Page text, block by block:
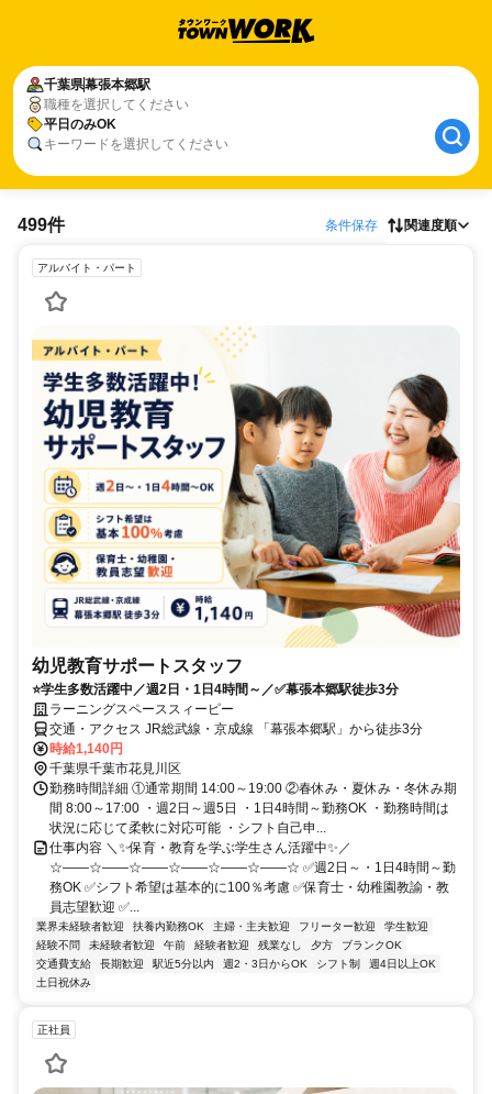
千葉県幕張本郷駅
職種を選択してください
平日のみOK
キーワードを選択してください
499件 条件保存 関連度順
アルバイト・パート
幼児教育サポートスタッフ
⭐学生多数活躍中／週2日・1日4時間～／✅幕張本郷駅徒歩3分
ラーニングスペーススィーピー
交通・アクセス JR総武線・京成線 「幕張本郷駅」から徒歩3分
時給1,140円
千葉県千葉市花見川区
勤務時間詳細 ①通常期間 14:00～19:00 ②春休み・夏休み・冬休み期
間 8:00～17:00 ・週2日～週5日 ・1日4時間～勤務OK ・勤務時間は
状況に応じて柔軟に対応可能 ・シフト自己申...
仕事内容 ＼✨保育・教育を学ぶ学生さん活躍中✨／
☆――☆――☆――☆――☆――☆――☆ ✅週2日～・1日4時間～勤
務OK ✅シフト希望は基本的に100％考慮 ✅保育士・幼稚園教諭・教
員志望歓迎 ✅...
業界未経験者歓迎 扶養内勤務OK 主婦・主夫歓迎 フリーター歓迎
学生歓迎
経験不問
未経験者歓迎 午前 経験者歓迎 残業なし 夕方
ブランクOK
交通費支給
長期歓迎 駅近5分以内 週2・3日からOK シフト制
週4日以上OK
土日祝休み
正社員